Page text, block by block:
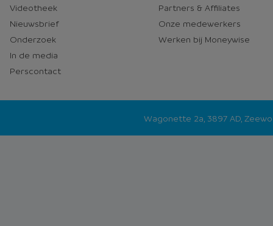
Videotheek
Nieuwsbrief
Onderzoek
In de media
Perscontact
Partners & Affiliates
Onze medewerkers
Werken bij Moneywise
Wagonette 2a, 3897 AD,